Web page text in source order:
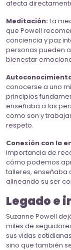
afecta
Meditación: La
que Powell
conciencia y paz
personas pueden
bienestar
conocerse a uno
principios
enseñaba a las
como son y
respeto.
Conexión con la
importancia de
cómo podemos
talleres, enseñaba
alineando su ser
Legado e
Suzanne Powell
miles de
sus vidas
sino que también